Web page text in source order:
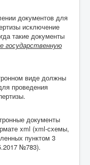
документов для
исключение
такие документы
государственную
виде должны
проведения
документы
xml (xml-схемы,
пунктом 3
№783).